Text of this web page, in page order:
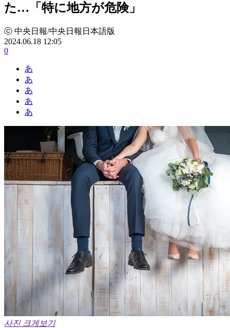
た…「特に地方が危険」
ⓒ 中央日報/中央日報日本語版
2024.06.18 12:05
0
あ
あ
あ
あ
あ
사진 크게보기